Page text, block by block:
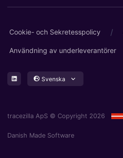
Cookie- och Sekretesspolicy /
Användning av underleverantörer
Svenska
tracezilla ApS © Copyright 2026
Danish Made Software